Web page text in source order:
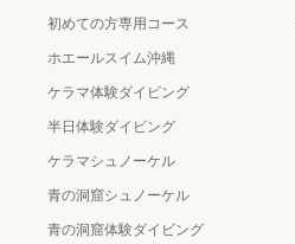
初めての方専用コース
ホエールスイム沖縄
ケラマ体験ダイビング
半日体験ダイビング
ケラマシュノーケル
青の洞窟シュノーケル
青の洞窟体験ダイビング